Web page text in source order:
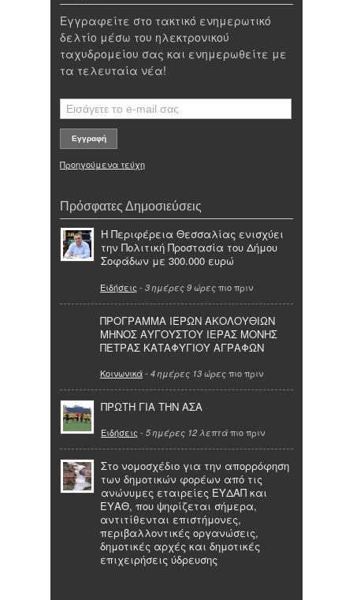
Εγγραφείτε στο τακτικό ενημερωτικό
δελτίο μέσω του ηλεκτρονικού
ταχυδρομείου σας και ενημερωθείτε με
τα τελευταία νέα!
Προηγούμενα τεύχη
Πρόσφατες Δημοσιεύσεις
Η Περιφέρεια Θεσσαλίας ενισχύει
την Πολιτική Προστασία του Δήμου
Σοφάδων με 300.000 ευρώ
Ειδήσεις - 3 ημέρες 9 ώρες πιο πριν
ΠΡΟΓΡΑΜΜΑ ΙΕΡΩΝ ΑΚΟΛΟΥΘΙΩΝ
ΜΗΝΟΣ ΑΥΓΟΥΣΤΟΥ ΙΕΡΑΣ ΜΟΝΗΣ
ΠΕΤΡΑΣ ΚΑΤΑΦΥΓΙΟΥ ΑΓΡΑΦΩΝ
Κοινωνικά- 4 ημέρες 13 ώρες πιο πριν
ΠΡΩΤΗ ΓΙΑ ΤΗΝ ΑΣΑ
Ειδήσεις - 5 ημέρες 12 λεπτά πιο πριν
Στο νομοσχέδιο για την απορρόφηση
των δημοτικών φορέων από τις
ανώνυμες εταιρείες ΕΥΔΑΠ και
ΕΥΑΘ, που ψηφίζεται σήμερα,
αντιτίθενται επιστήμονες,
περιβαλλοντικές οργανώσεις,
δημοτικές αρχές και δημοτικές
επιχειρήσεις ύδρευσης